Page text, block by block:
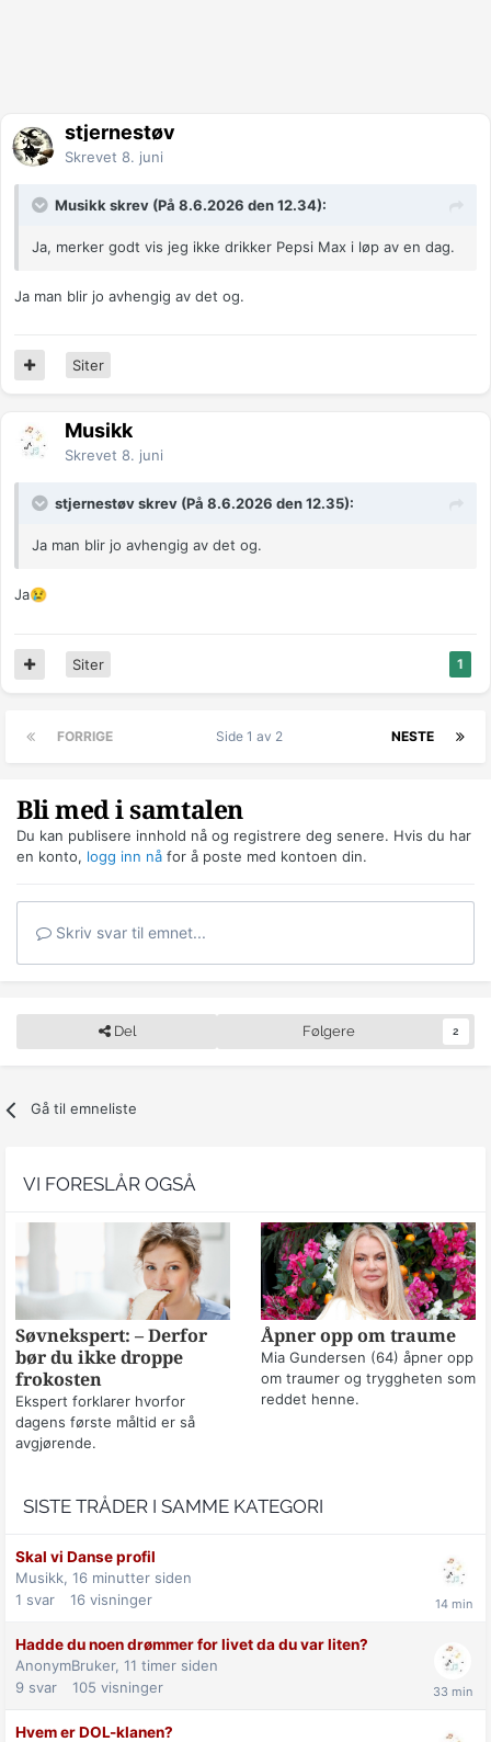
stjernestøv
Skrevet 8. juni
Musikk skrev (På 8.6.2026 den 12.34):
Ja, merker godt vis jeg ikke drikker Pepsi Max i løp av en dag.
Ja man blir jo avhengig av det og.
Siter
Musikk
Skrevet 8. juni
stjernestøv skrev (På 8.6.2026 den 12.35):
Ja man blir jo avhengig av det og.
Ja😢
1
Siter
FORRIGE NESTE
Side 1 av 2
Bli med i samtalen
Du kan publisere innhold nå og registrere deg senere. Hvis du har
en konto, logg inn nå for å poste med kontoen din.
Skriv svar til emnet...
Del Følgere 2
Gå til emneliste
VI FORESLÅR OGSÅ
Søvnekspert: – Derfor
bør du ikke droppe
frokosten
Ekspert forklarer hvorfor
dagens første måltid er så
avgjørende.
Åpner opp om traume
Mia Gundersen (64) åpner opp
om traumer og tryggheten som
reddet henne.
SISTE TRÅDER I SAMME KATEGORI
Skal vi Danse profil
Musikk, 16 minutter siden
1 svar 16 visninger
Hadde du noen drømmer for livet da du var liten?
AnonymBruker, 11 timer siden
9 svar 105 visninger
Hvem er DOL-klanen?